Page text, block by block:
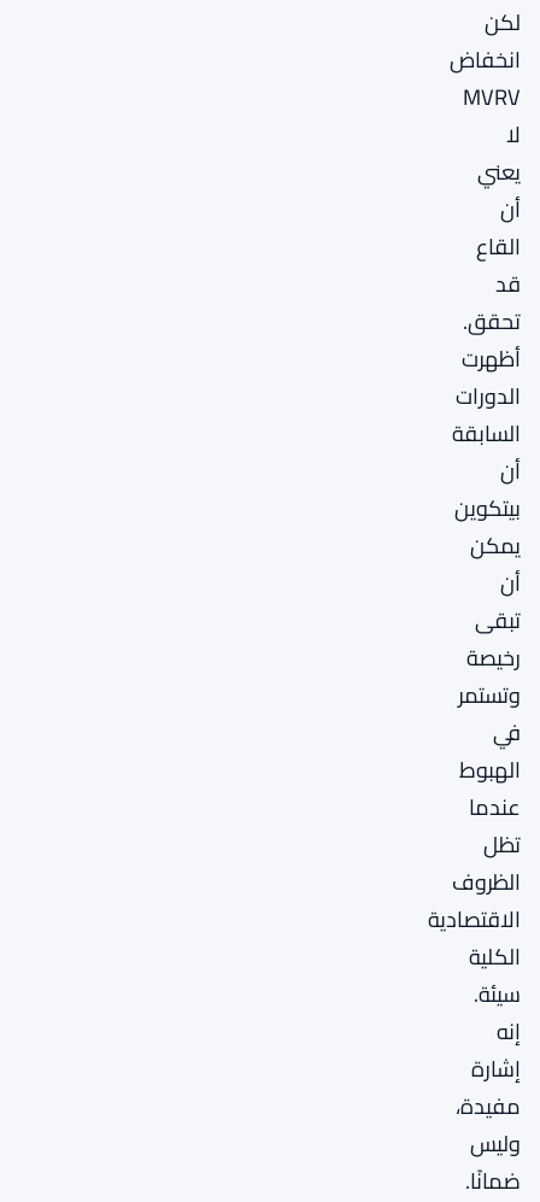
لكن
انخفاض
MVRV
لا
يعني
أن
القاع
قد
تحقق.
أظهرت
الدورات
السابقة
أن
بيتكوين
يمكن
أن
تبقى
رخيصة
وتستمر
في
الهبوط
عندما
تظل
الظروف
الاقتصادية
الكلية
سيئة.
إنه
إشارة
مفيدة،
وليس
ضمانًا.